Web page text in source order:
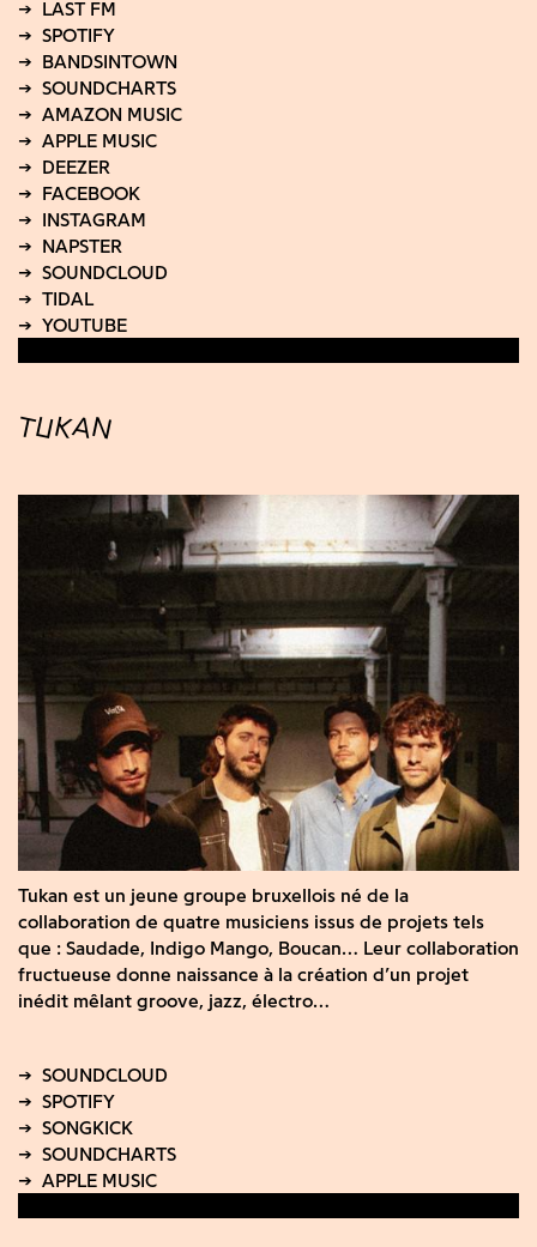
TUKAN
Tukan est un jeune groupe bruxellois né de la
collaboration de quatre musiciens issus de projets tels
que : Saudade, Indigo Mango, Boucan… Leur collaboration
fructueuse donne naissance à la création d’un projet
inédit mêlant groove, jazz, électro…